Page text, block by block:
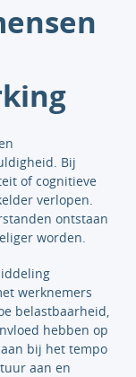
Bij
of cognitieve
verlopen.
ontstaan
worden.
werknemers
belastbaarheid,
hebben op
bij het tempo
aan en